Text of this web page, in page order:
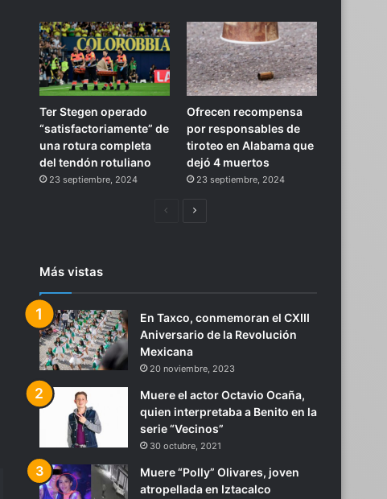
Ter Stegen operado
“satisfactoriamente” de
una rotura completa
del tendón rotuliano
23 septiembre, 2024
Ofrecen recompensa
por responsables de
tiroteo en Alabama que
dejó 4 muertos
23 septiembre, 2024
PáginaSiguiente
Más vistas
En Taxco, conmemoran el CXIII
Aniversario de la Revolución
Mexicana
20 noviembre, 2023
Muere el actor Octavio Ocaña,
quien interpretaba a Benito en la
serie “Vecinos”
30 octubre, 2021
Muere “Polly” Olivares, joven
atropellada en Iztacalco